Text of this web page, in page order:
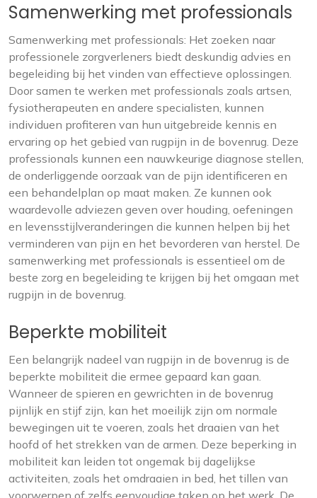
Samenwerking met professionals
Samenwerking met professionals: Het zoeken naar
professionele zorgverleners biedt deskundig advies en
begeleiding bij het vinden van effectieve oplossingen.
Door samen te werken met professionals zoals artsen,
fysiotherapeuten en andere specialisten, kunnen
individuen profiteren van hun uitgebreide kennis en
ervaring op het gebied van rugpijn in de bovenrug. Deze
professionals kunnen een nauwkeurige diagnose stellen,
de onderliggende oorzaak van de pijn identificeren en
een behandelplan op maat maken. Ze kunnen ook
waardevolle adviezen geven over houding, oefeningen
en levensstijlveranderingen die kunnen helpen bij het
verminderen van pijn en het bevorderen van herstel. De
samenwerking met professionals is essentieel om de
beste zorg en begeleiding te krijgen bij het omgaan met
rugpijn in de bovenrug.
Beperkte mobiliteit
Een belangrijk nadeel van rugpijn in de bovenrug is de
beperkte mobiliteit die ermee gepaard kan gaan.
Wanneer de spieren en gewrichten in de bovenrug
pijnlijk en stijf zijn, kan het moeilijk zijn om normale
bewegingen uit te voeren, zoals het draaien van het
hoofd of het strekken van de armen. Deze beperking in
mobiliteit kan leiden tot ongemak bij dagelijkse
activiteiten, zoals het omdraaien in bed, het tillen van